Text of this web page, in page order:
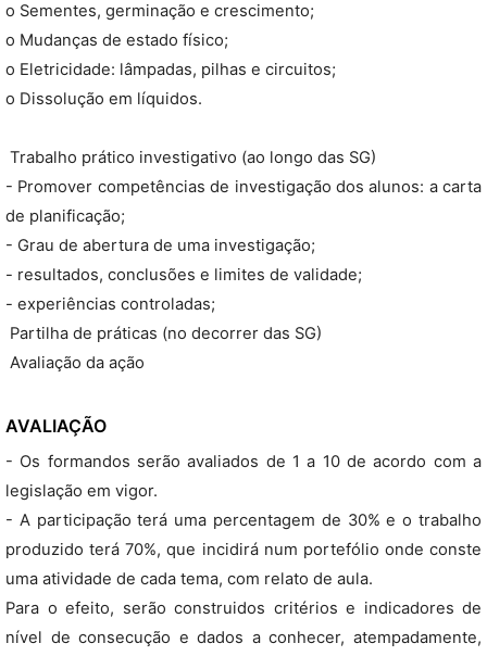
o Sementes, germinação e crescimento;
o Mudanças de estado físico;
o Eletricidade: lâmpadas, pilhas e circuitos;
o Dissolução em líquidos.
 Trabalho prático investigativo (ao longo das SG)
- Promover competências de investigação dos alunos: a carta
de planificação;
- Grau de abertura de uma investigação;
- resultados, conclusões e limites de validade;
- experiências controladas;
 Partilha de práticas (no decorrer das SG)
 Avaliação da ação
AVALIAÇÃO
- Os formandos serão avaliados de 1 a 10 de acordo com a
legislação em vigor.
- A participação terá uma percentagem de 30% e o trabalho
produzido terá 70%, que incidirá num portefólio onde conste
uma atividade de cada tema, com relato de aula.
Para o efeito, serão construidos critérios e indicadores de
nível de consecução e dados a conhecer, atempadamente,